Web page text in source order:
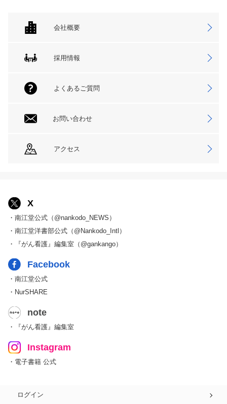
会社概要
採用情報
よくあるご質問
お問い合わせ
アクセス
X
・南江堂公式（@nankodo_NEWS）
・南江堂洋書部公式（@Nankodo_Intl）
・『がん看護』編集室（@gankango）
Facebook
・南江堂公式
・NurSHARE
note
・『がん看護』編集室
Instagram
・電子書籍 公式
ログイン